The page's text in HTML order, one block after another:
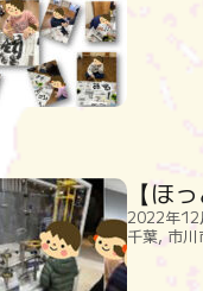
【ほ
2022年12
千葉, 市